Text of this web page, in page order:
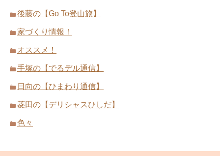
後藤の【Go To登山旅】
家づくり情報！
オススメ！
手塚の【でるデル通信】
日向の【ひまわり通信】
菱田の【デリシャスひしだ】
色々